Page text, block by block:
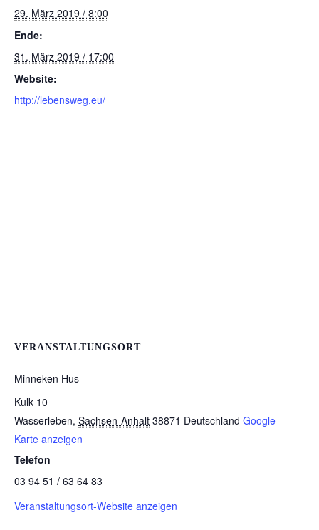
29. März 2019 / 8:00
Ende:
31. März 2019 / 17:00
Website:
http://lebensweg.eu/
VERANSTALTUNGSORT
Minneken Hus
Kulk 10
Wasserleben, Sachsen-Anhalt 38871 Deutschland Google
Karte anzeigen
Telefon
03 94 51 / 63 64 83
Veranstaltungsort-Website anzeigen